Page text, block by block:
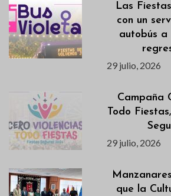
Las
con un
autobús
29 julio, 2026
Campaña
Todo
29 julio, 2026
que la